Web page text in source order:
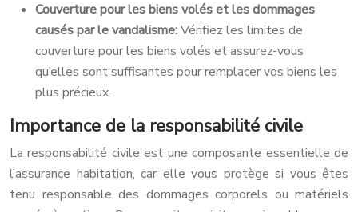
Couverture pour les biens volés et les dommages
causés par le vandalisme:Vérifiez les limites de
couverture pour les biens volés et assurez-vous
qu’elles sont suffisantes pour remplacer vos biens les
plus précieux.
Importance de la responsabilité civile
La responsabilité civile est une composante essentielle de
l’assurance habitation, car elle vous protège si vous êtes
tenu responsable des dommages corporels ou matériels